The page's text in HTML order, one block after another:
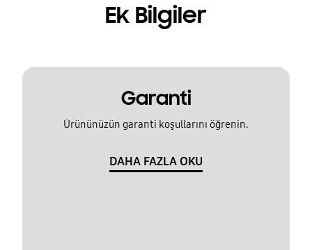
Ek Bilgiler
Garanti
Ürününüzün garanti koşullarını öğrenin.
DAHA FAZLA OKU